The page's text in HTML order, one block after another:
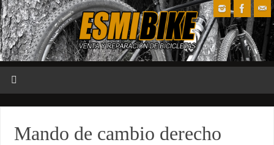
Mando de cambio derecho